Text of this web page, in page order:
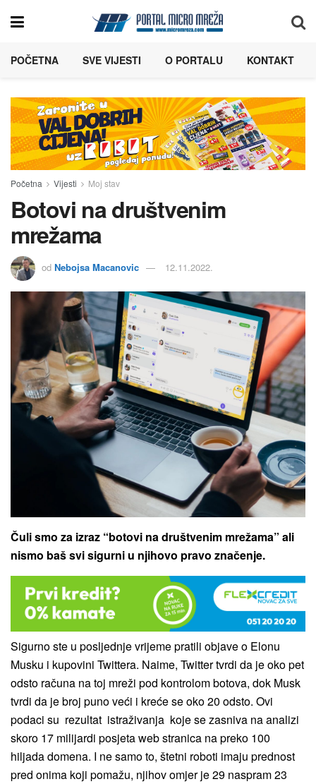
POČETNA SVE VIJESTI O PORTALU KONTAKT
Početna Vijesti Moj stav
Botovi na društvenim
mrežama
od Nebojsa Macanovic 12.11.2022.
Čuli smo za izraz “botovi na društvenim mrežama” ali
nismo baš svi sigurni u njihovo pravo značenje.
Sigurno ste u posljednje vrijeme pratili objave o Elonu
Musku i kupovini Twittera. Naime, Twitter tvrdi da je oko pet
odsto računa na toj mreži pod kontrolom botova, dok Musk
tvrdi da je broj puno veći i kreće se oko 20 odsto. Ovi
podaci su rezultat istraživanja koje se zasniva na analizi
skoro 17 milijardi posjeta web stranica na preko 100
hiljada domena. I ne samo to, štetni roboti imaju prednost
pred onima koji pomažu, njihov omjer je 29 naspram 23